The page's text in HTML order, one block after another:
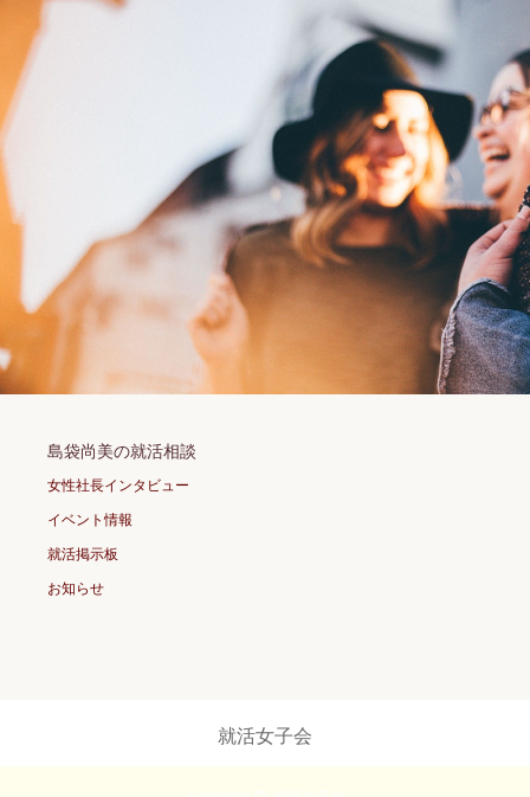
島袋尚美の就活相談
女性社長インタビュー
イベント情報
就活掲示板
お知らせ
就活女子会